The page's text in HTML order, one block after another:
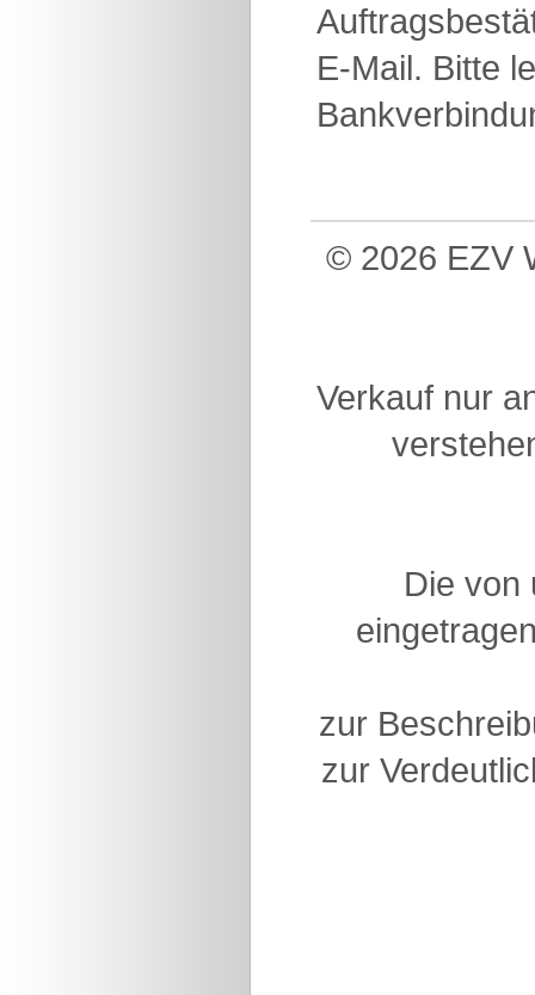
E-Mail. Bitte
© 2026 EZV
Verkauf nur
Die von
zur
zur